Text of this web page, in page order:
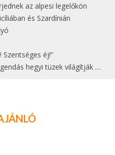
az alpesi legelőkön
és Szardínián
Szentséges éj!”
tüzek világítják meg Zugspitzét